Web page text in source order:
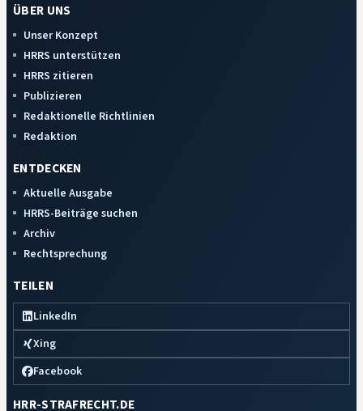
ÜBER UNS
Unser Konzept
HRRS unterstützen
HRRS zitieren
Publizieren
Redaktionelle Richtlinien
Redaktion
ENTDECKEN
Aktuelle Ausgabe
HRRS-Beiträge suchen
Archiv
Rechtsprechung
TEILEN
LinkedIn
Xing
Facebook
HRR-STRAFRECHT.DE